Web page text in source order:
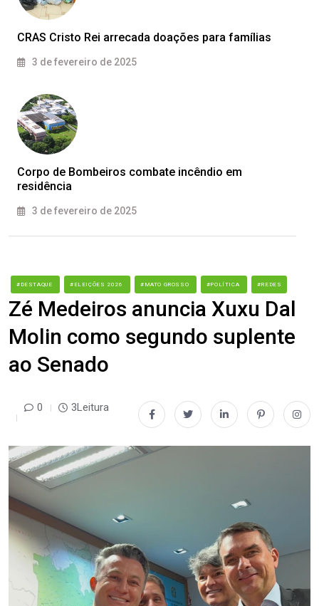
CRAS Cristo Rei arrecada doações para famílias
3 de fevereiro de 2025
Corpo de Bombeiros combate incêndio em
residência
3 de fevereiro de 2025
#DESTAQUE #ELEIÇÕES 2026 #MATO GROSSO #POLÍTICA #REDES
Zé Medeiros anuncia Xuxu Dal
Molin como segundo suplente
ao Senado
0 3Leitura